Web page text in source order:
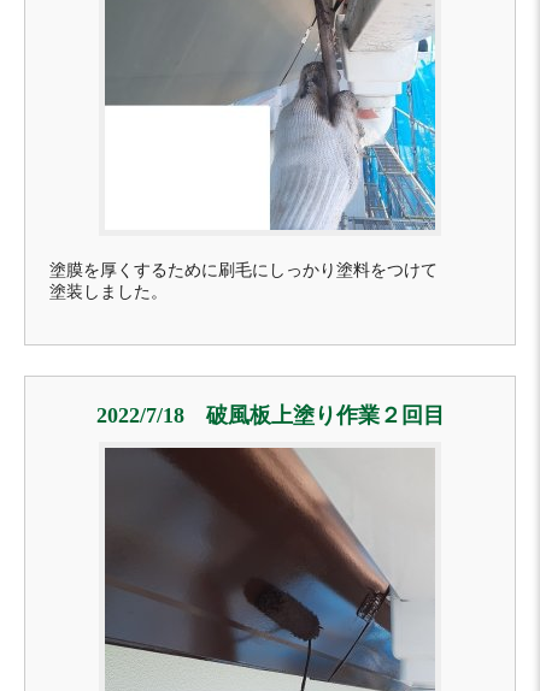
塗膜を厚くするために刷毛にしっかり塗料をつけて
塗装しました。
2022/7/18 破風板上塗り作業２回目